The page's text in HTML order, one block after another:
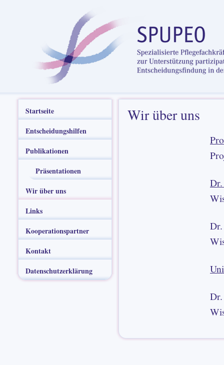
Startseite
Entscheidungshilfen
Publikationen
Präsentationen
Wir über uns
Links
Kooperationspartner
Kontakt
Datenschutzerklärung
Wir über uns